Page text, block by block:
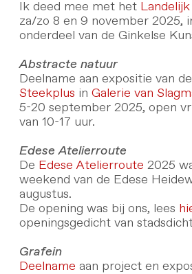
Ik deed mee met het
za/zo 8 en 9 november 2025,
onderdeel van de Ginkelse
Abstracte natuur
Deelname aan expositie van
Steekplus in Galerie van
5-20 september 2025, open
van 10-17 uur.
Edese Atelierroute
De Edese Atelierroute 2025
weekend van de Edese
augustus.
De opening was bij ons, lees
openingsgedicht van
Grafein
Deelname aan project en